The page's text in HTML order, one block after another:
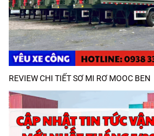
REVIEW CHI TIẾT SƠ MI RƠ MOOC BEN